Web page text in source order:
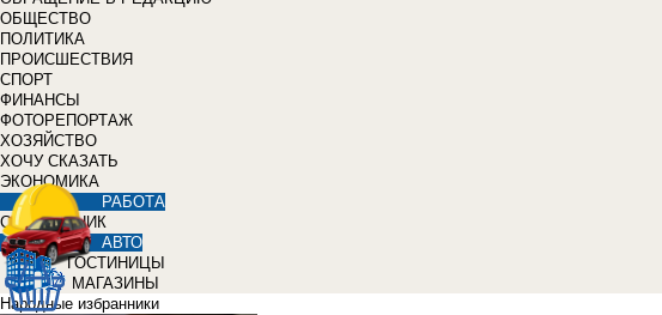
ОБЩЕСТВО
ПОЛИТИКА
ПРОИСШЕСТВИЯ
СПОРТ
ФИНАНСЫ
ФОТОРЕПОРТАЖ
ХОЗЯЙСТВО
ХОЧУ СКАЗАТЬ
ЭКОНОМИКА
РАБОТА
СПРАВОЧНИК
АВТО
ГОСТИНИЦЫ
МАГАЗИНЫ
Народные избранники